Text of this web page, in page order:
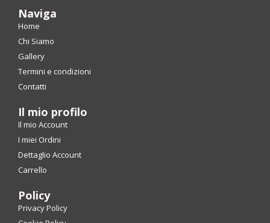
Naviga
Home
Chi Siamo
Gallery
Termini e condizioni
Contatti
Il mio profilo
Il mio Account
I miei Ordini
Dettaglio Account
Carrello
Policy
Privacy Policy